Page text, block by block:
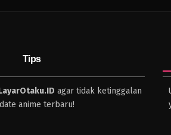
Tips
agar tidak ketinggalan
anime terbaru!